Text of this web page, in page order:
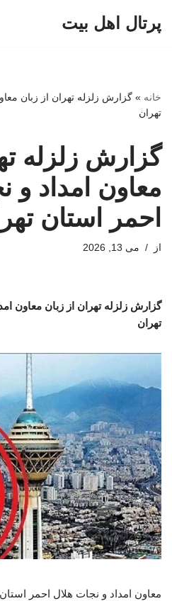
پرتال اهل بیت
خانه » گزارش زلزله تهران از زبان
تهران
گزارش زلزله
معاون امداد و
احمر استان
از می 13, 2026
گزارش زلزله تهران از زبان معاون
تهران
معاون امداد و نجات هلال احمر